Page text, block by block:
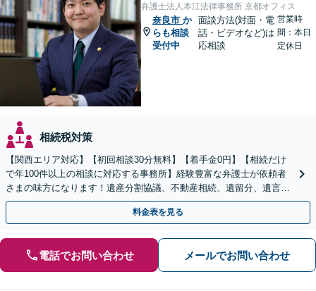
弁護士法人本江法律事務所 京都オフィス
奈良市 か
らも相談
受付中
面談方法(対面・電
話・ビデオなど)は
応相談
営業時
間：本日
定休日
相続税対策
【関西エリア対応】【初回相談30分無料】【着手金0円】【相続だけ
で年100件以上の相談に対応する事務所】経験豊富な弁護士が依頼者
さまの味方になります！遺産分割協議、不動産相続、遺留分、遺言書
の作成など【烏丸御池駅7分】
料金表を見る
電話でお問い合わせ メールでお問い合わせ